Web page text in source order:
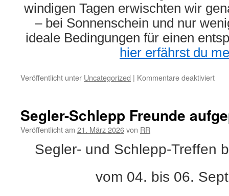
windigen Tagen erwischten wir
– bei Sonnenschein und nur
ideale Bedingungen für einen
hier erfährst du
Veröffentlicht unter Uncategorized | Kommentare deaktiviertfür
Segler-Schlepp Freunde
Veröffentlicht am 21. März 2026von RR
Segler- und Schlepp-Treffen
vom 04. bis 06.